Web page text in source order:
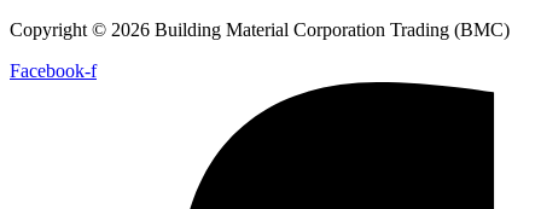
Copyright © 2026 Building Material Corporation Trading (BMC)
Facebook-f